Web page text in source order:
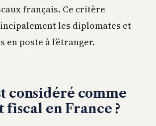
français. Ce critère
les diplomates et
poste à l’étranger.
considéré comme
fiscal en France ?